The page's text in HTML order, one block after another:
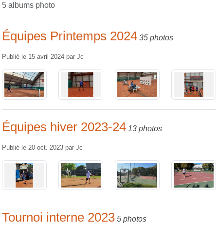
5 albums photo
Équipes Printemps 2024 35 photos
Publié le 15 avril 2024 par Jc
Équipes hiver 2023-24 13 photos
Publié le 20 oct. 2023 par Jc
Tournoi interne 2023 5 photos